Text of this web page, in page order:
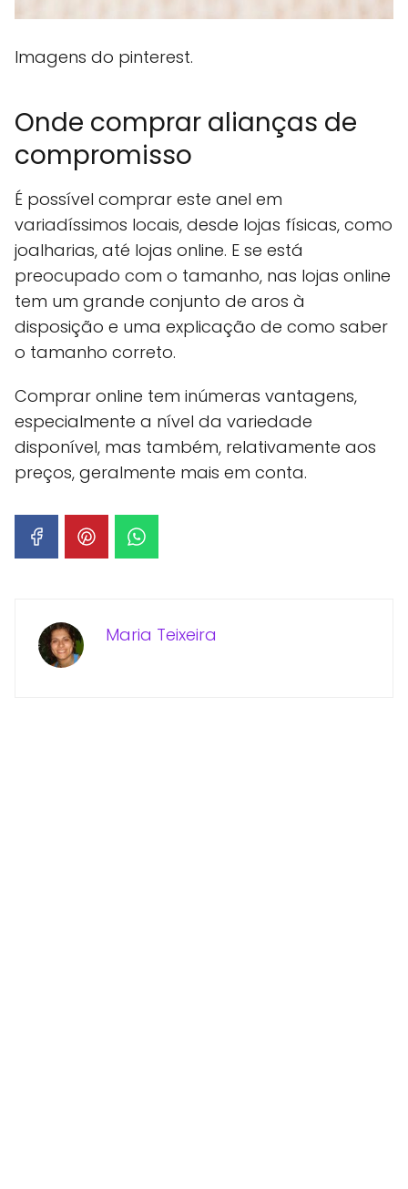
Imagens do pinterest.
Onde comprar alianças de
compromisso
É possível comprar este anel em
variadíssimos locais, desde lojas físicas, como
joalharias, até lojas online. E se está
preocupado com o tamanho, nas lojas online
tem um grande conjunto de aros à
disposição e uma explicação de como saber
o tamanho correto.
Comprar online tem inúmeras vantagens,
especialmente a nível da variedade
disponível, mas também, relativamente aos
preços, geralmente mais em conta.
Maria Teixeira